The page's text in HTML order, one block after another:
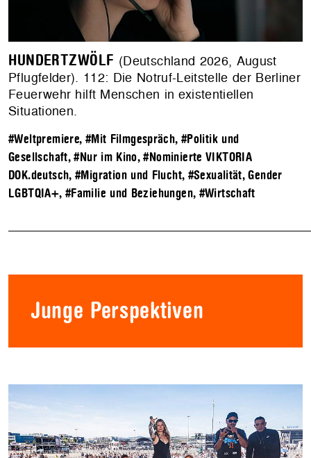
HUNDERTZWÖLF (Deutschland 2026, August
Pflugfelder). 112: Die Notruf-Leitstelle der Berliner
Feuerwehr hilft Menschen in existentiellen
Situationen.
#Weltpremiere, #Mit Filmgespräch, #Politik und
Gesellschaft,#Nur im Kino,#Nominierte VIKTORIA
DOK.deutsch,#Migration und Flucht, #Sexualität, Gender
LGBTQIA+, #Familie und Beziehungen, #Wirtschaft
Junge Perspektiven